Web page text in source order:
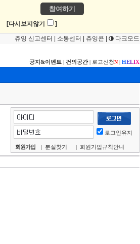
참여하기
[다시보지않기 ]
츄잉 신고센터 소통센터 츄잉콘 다크모드
공지&이벤트 | 건의공간| 로고신청N | HELIX
로그인유지
회원가입 | 분실찾기 | 회원가입규칙안내